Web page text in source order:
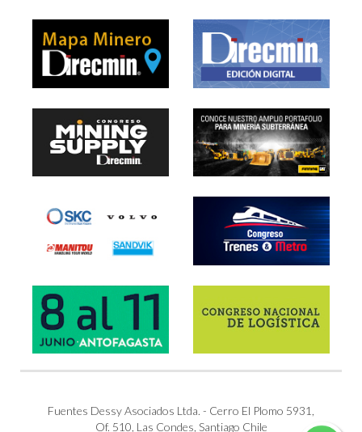
Fuentes Dessy Asociados Ltda. - Cerro El Plomo 5931,
Of. 510, Las Condes, Santiago Chile